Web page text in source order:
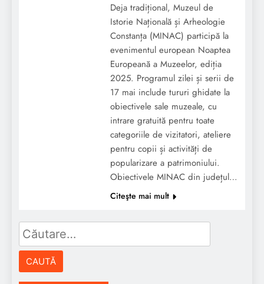
Deja tradițional, Muzeul de
Istorie Națională și Arheologie
Constanța (MINAC) participă la
evenimentul european Noaptea
Europeană a Muzeelor, ediția
2025. Programul zilei și serii de
17 mai include tururi ghidate la
obiectivele sale muzeale, cu
intrare gratuită pentru toate
categoriile de vizitatori, ateliere
pentru copii și activități de
popularizare a patrimoniului.
Obiectivele MINAC din județul…
Citeşte mai mult
Caută
după: